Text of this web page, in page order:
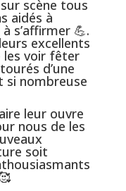
scène tous
aidés à
s’affirmer 💪.
excellents
les voir fêter
d’une
si nombreuse
leur ouvre
nous de les
soit